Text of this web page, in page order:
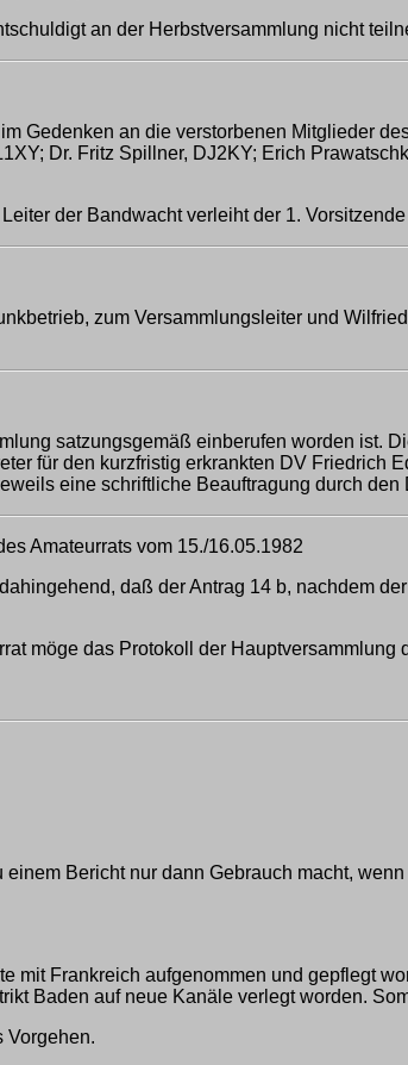
an der Herbstversammlung nicht
Gedenken an die verstorbenen Mitglieder
Dr. Fritz Spillner, DJ2KY; Erich
der Bandwacht verleiht der 1.
zum Versammlungsleiter und
satzungsgemäß einberufen worden ist.
für den kurzfristig erkrankten DV Friedrich
eine schriftliche Beauftragung durch
Amateurrats vom 15./16.05.1982
daß der Antrag 14 b, nachdem
möge das Protokoll der Hauptversammlung
Bericht nur dann Gebrauch macht,
Frankreich aufgenommen und gepflegt
Baden auf neue Kanäle verlegt worden.
Vorgehen.